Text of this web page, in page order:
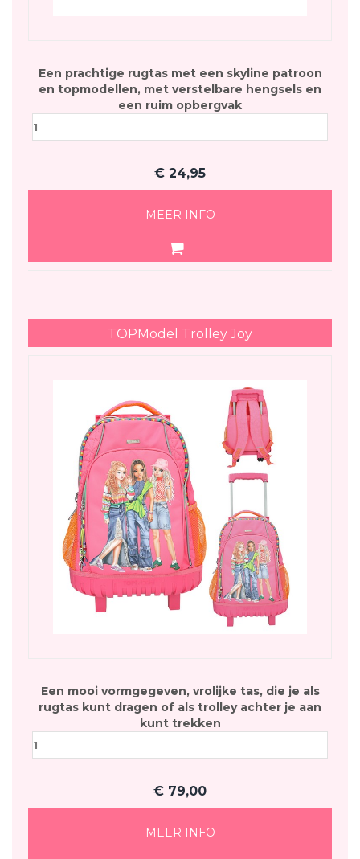
Een prachtige rugtas met een skyline patroon
en topmodellen, met verstelbare hengsels en
een ruim opbergvak
€ 24,95
MEER INFO
TOPModel Trolley Joy
Een mooi vormgegeven, vrolijke tas, die je als
rugtas kunt dragen of als trolley achter je aan
kunt trekken
€ 79,00
MEER INFO